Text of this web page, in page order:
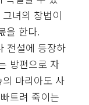
녀의 창법이
을 한다.
전설에 등장하
방편으로 자
마리아도 사
트려 죽이는